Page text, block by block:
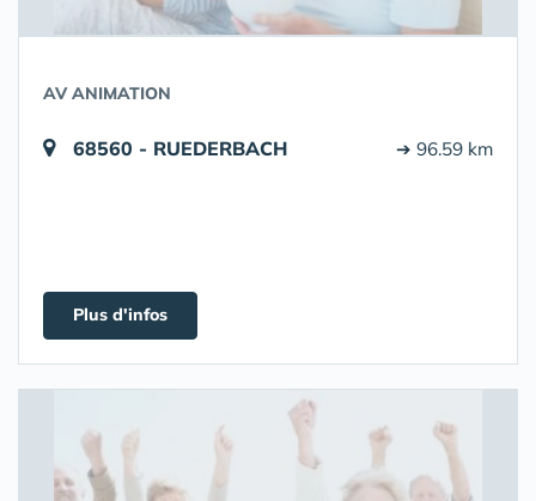
AV ANIMATION
68560 - RUEDERBACH ➔ 96.59 km
Plus d'infos